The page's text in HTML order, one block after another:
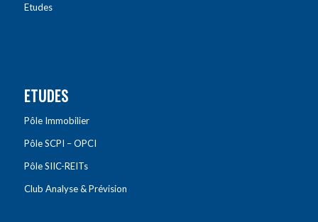
Etudes
ETUDES
Pôle Immobilier
Pôle SCPI – OPCI
Pôle SIIC-REITs
Club Analyse & Prévision